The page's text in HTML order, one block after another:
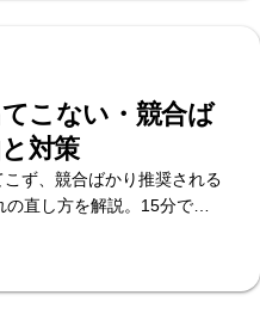
こない・競合ば
対策
ず、競合ばかり推奨される
直し方を解説。15分でで
AI可視性診断を提供する